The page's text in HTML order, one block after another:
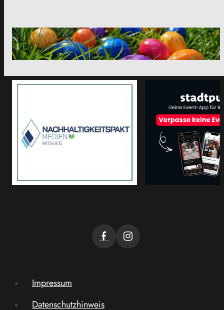
Impressum
Datenschutzhinweis